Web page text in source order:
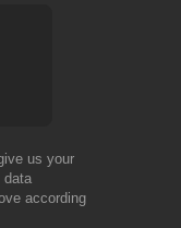
us your
data
according